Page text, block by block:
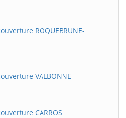
ROQUEBRUNE-
VALBONNE
CARROS